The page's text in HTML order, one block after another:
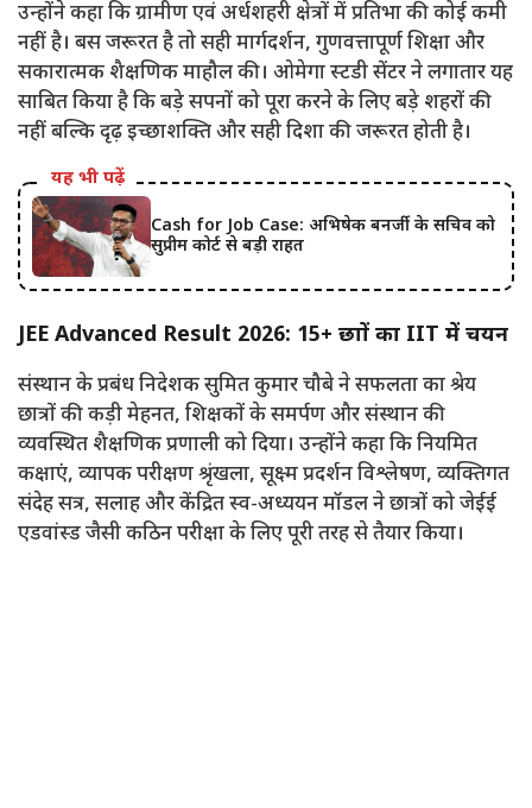
उन्होंने कहा कि ग्रामीण एवं अर्धशहरी क्षेत्रों में प्रतिभा की कोई कमी
नहीं है। बस जरूरत है तो सही मार्गदर्शन, गुणवत्तापूर्ण शिक्षा और
सकारात्मक शैक्षणिक माहौल की। ओमेगा स्टडी सेंटर ने लगातार यह
साबित किया है कि बड़े सपनों को पूरा करने के लिए बड़े शहरों की
नहीं बल्कि दृढ़ इच्छाशक्ति और सही दिशा की जरूरत होती है।
यह भी पढ़ें
Cash for Job Case: अभिषेक बनर्जी के सचिव को
सुप्रीम कोर्ट से बड़ी राहत
JEE Advanced Result 2026: 15+ छात्रों का IIT में चयन
संस्थान के प्रबंध निदेशक सुमित कुमार चौबे ने सफलता का श्रेय
छात्रों की कड़ी मेहनत, शिक्षकों के समर्पण और संस्थान की
व्यवस्थित शैक्षणिक प्रणाली को दिया। उन्होंने कहा कि नियमित
कक्षाएं, व्यापक परीक्षण श्रृंखला, सूक्ष्म प्रदर्शन विश्लेषण, व्यक्तिगत
संदेह सत्र, सलाह और केंद्रित स्व-अध्ययन मॉडल ने छात्रों को जेईई
एडवांस्ड जैसी कठिन परीक्षा के लिए पूरी तरह से तैयार किया।